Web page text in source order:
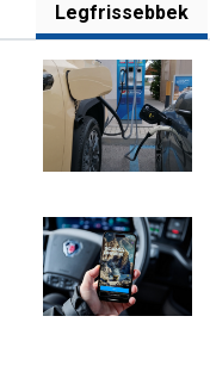
Legfrissebbek